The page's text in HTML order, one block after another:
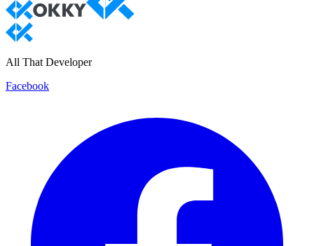
All That Developer
Facebook